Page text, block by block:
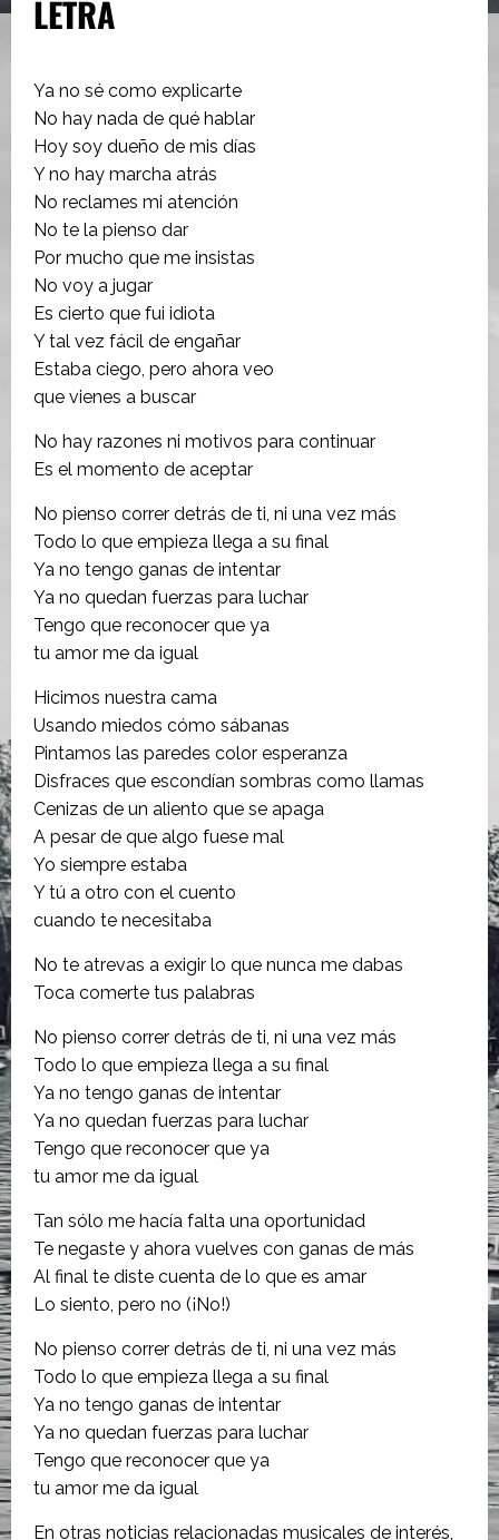
LETRA
Ya no sé como explicarte
No hay nada de qué hablar
Hoy soy dueño de mis días
Y no hay marcha atrás
No reclames mi atención
No te la pienso dar
Por mucho que me insistas
No voy a jugar
Es cierto que fui idiota
Y tal vez fácil de engañar
Estaba ciego, pero ahora veo
que vienes a buscar
No hay razones ni motivos para continuar
Es el momento de aceptar
No pienso correr detrás de ti, ni una vez más
Todo lo que empieza llega a su final
Ya no tengo ganas de intentar
Ya no quedan fuerzas para luchar
Tengo que reconocer que ya
tu amor me da igual
Hicimos nuestra cama
Usando miedos cómo sábanas
Pintamos las paredes color esperanza
Disfraces que escondían sombras como llamas
Cenizas de un aliento que se apaga
A pesar de que algo fuese mal
Yo siempre estaba
Y tú a otro con el cuento
cuando te necesitaba
No te atrevas a exigir lo que nunca me dabas
Toca comerte tus palabras
No pienso correr detrás de ti, ni una vez más
Todo lo que empieza llega a su final
Ya no tengo ganas de intentar
Ya no quedan fuerzas para luchar
Tengo que reconocer que ya
tu amor me da igual
Tan sólo me hacía falta una oportunidad
Te negaste y ahora vuelves con ganas de más
Al final te diste cuenta de lo que es amar
Lo siento, pero no (¡No!)
No pienso correr detrás de ti, ni una vez más
Todo lo que empieza llega a su final
Ya no tengo ganas de intentar
Ya no quedan fuerzas para luchar
Tengo que reconocer que ya
tu amor me da igual
En otras noticias relacionadas musicales de interés,